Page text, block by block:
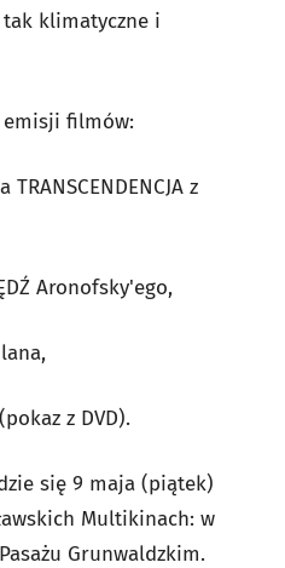
klimatyczne i
filmów:
z
Aronofsky'ego,
z DVD).
się 9 maja (piątek)
Multikinach: w
Grunwaldzkim.